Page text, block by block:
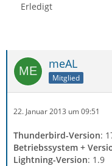
Erledigt
meAL
Mitglied
22. Januar 2013 um 09:51
Thunderbird-Version:
Betriebssystem +
Lightning-Version: 1.9